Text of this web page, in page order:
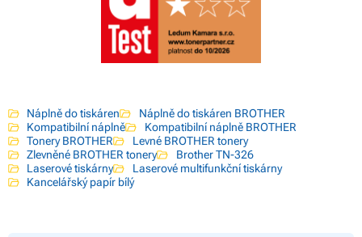
Náplně do tiskáren
Náplně do tiskáren BROTHER
Kompatibilní náplně
Kompatibilní náplně BROTHER
Tonery BROTHER
Levné BROTHER tonery
Zlevněné BROTHER tonery
Brother TN-326
Laserové tiskárny
Laserové multifunkční tiskárny
Kancelářský papír bílý